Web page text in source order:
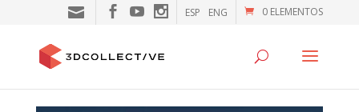
0 ELEMENTOS
ESP ENG